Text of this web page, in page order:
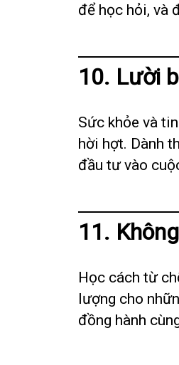
để học hỏi, và
10. Lười
Sức khỏe và
hời hợt. Dành
đầu tư vào
11.
Học cách từ
lượng cho
đồng hành